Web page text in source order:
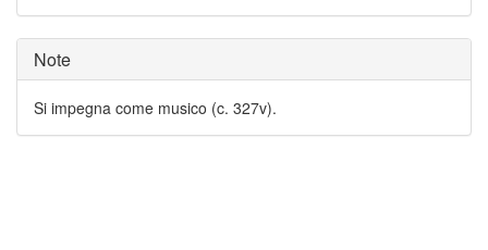
Note
Si impegna come musico (c. 327v).